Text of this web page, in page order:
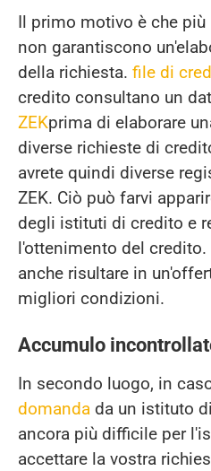
Il primo motivo è che
non garantiscono
della richiesta. file di
credito consultano un
ZEKprima di elaborare
diverse richieste di
avrete quindi diverse
ZEK. Ciò può farvi
degli istituti di credito e
l'ottenimento del
anche risultare in
migliori condizioni.
Accumulo
In secondo luogo, in
domanda da un istituto
ancora più difficile per
accettare la vostra